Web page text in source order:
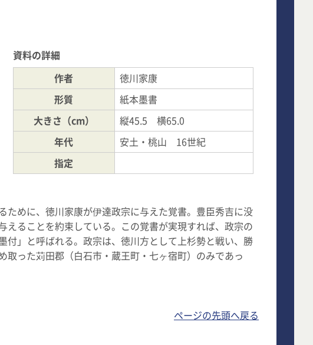
資料の詳細
作者
徳川家康
形質
紙本墨書
大きさ（cm）
縦45.5 横65.0
年代
安土・桃山 16世紀
指定
めに、徳川家康が伊達政宗に与えた覚書。豊臣秀吉に没
ることを約束している。この覚書が実現すれば、政宗の
」と呼ばれる。政宗は、徳川方として上杉勢と戦い、勝
った苅田郡（白石市・蔵王町・七ヶ宿町）のみであっ
ページの先頭へ戻る